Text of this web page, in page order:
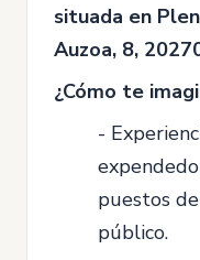
situada en
Auzoa, 8,
¿Cómo te
-
puestos
público.